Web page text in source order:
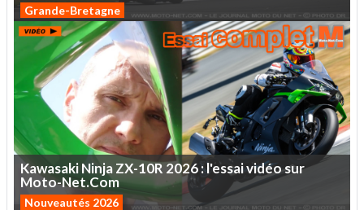
Grande-Bretagne
KawasakiNinjaZX-10R 2026:l'essaividéosur
Moto-Net.Com
Nouveautés 2026